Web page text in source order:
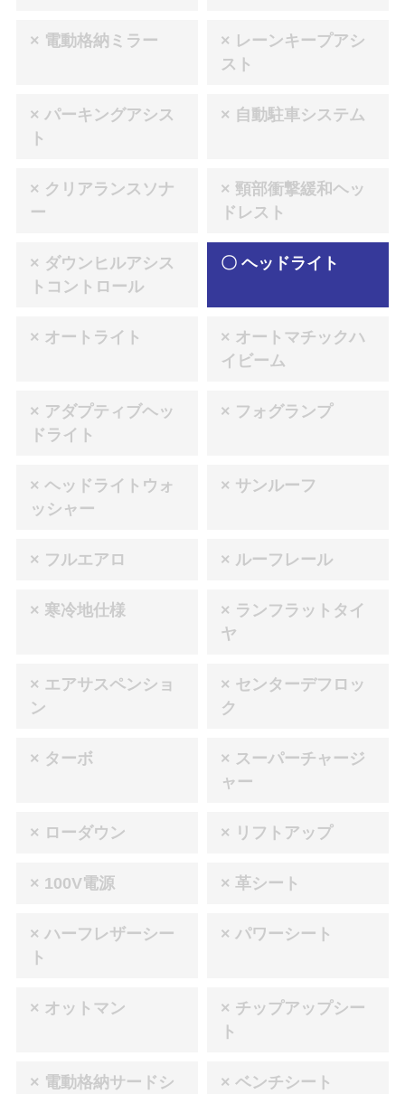
× 電動格納ミラー
× レーンキープアシ
スト
× パーキングアシス
ト
× 自動駐車システム
× クリアランスソナ
ー
× 頸部衝撃緩和ヘッ
ドレスト
× ダウンヒルアシス
トコントロール
〇 ヘッドライト
× オートライト
× オートマチックハ
イビーム
× アダプティブヘッ
ドライト
× フォグランプ
× ヘッドライトウォ
ッシャー
× サンルーフ
× フルエアロ × ルーフレール
× 寒冷地仕様
× ランフラットタイ
ヤ
× エアサスペンショ
ン
× センターデフロッ
ク
× ターボ
× スーパーチャージ
ャー
× ローダウン × リフトアップ
× 100V電源 × 革シート
× ハーフレザーシー
ト
× パワーシート
× オットマン
× チップアップシー
ト
× 電動格納サードシ
× ベンチシート